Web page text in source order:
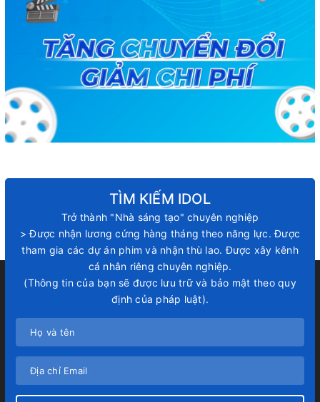
TÌM KIẾM IDOL
Trở thành "Nhà sáng tạo" chuyên nghiệp
> Được nhận lương cứng hàng tháng theo năng lực. Được
tham gia các dự án phim và nhận thù lao. Được xây kênh
cá nhân riêng chuyên nghiệp.
(Thông tin của bạn sẽ được lưu trữ và bảo mật theo quy
định của pháp luật).